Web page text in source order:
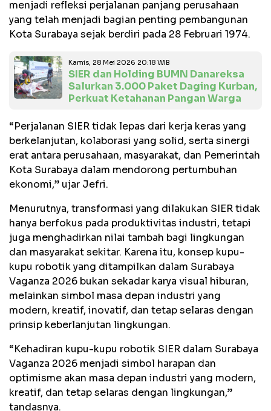
menjadi refleksi perjalanan panjang perusahaan
yang telah menjadi bagian penting pembangunan
Kota Surabaya sejak berdiri pada 28 Februari 1974.
Kamis, 28 Mei 2026 20:18 WIB
SIER dan Holding BUMN Danareksa
Salurkan 3.000 Paket Daging Kurban,
Perkuat Ketahanan Pangan Warga
“Perjalanan SIER tidak lepas dari kerja keras yang
berkelanjutan, kolaborasi yang solid, serta sinergi
erat antara perusahaan, masyarakat, dan Pemerintah
Kota Surabaya dalam mendorong pertumbuhan
ekonomi,” ujar Jefri.
Menurutnya, transformasi yang dilakukan SIER tidak
hanya berfokus pada produktivitas industri, tetapi
juga menghadirkan nilai tambah bagi lingkungan
dan masyarakat sekitar. Karena itu, konsep kupu-
kupu robotik yang ditampilkan dalam Surabaya
Vaganza 2026 bukan sekadar karya visual hiburan,
melainkan simbol masa depan industri yang
modern, kreatif, inovatif, dan tetap selaras dengan
prinsip keberlanjutan lingkungan.
“Kehadiran kupu-kupu robotik SIER dalam Surabaya
Vaganza 2026 menjadi simbol harapan dan
optimisme akan masa depan industri yang modern,
kreatif, dan tetap selaras dengan lingkungan,”
tandasnya.